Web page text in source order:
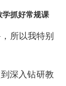
学抓好常规课
所以我特别
深入钻研教